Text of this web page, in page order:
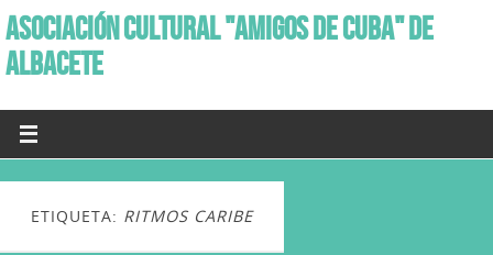
ASOCIACIÓN CULTURAL "AMIGOS DE CUBA" DE
ALBACETE
ETIQUETA: RITMOS CARIBE